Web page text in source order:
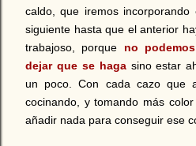
caldo, que iremos
siguiente hasta que el anterior
trabajoso, porque no
dejar que se hagasino estar
un poco. Con cada cazo que
cocinando, y tomando más
añadir nada para conseguir ese